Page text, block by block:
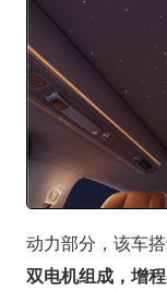
动力部分，该车
双电机组成，增